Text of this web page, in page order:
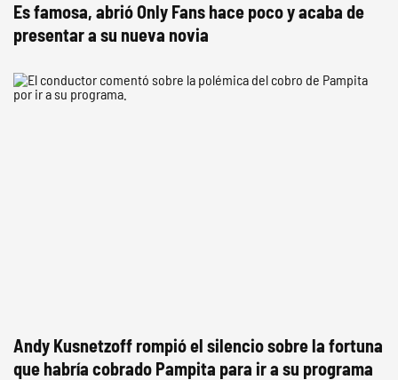
Es famosa, abrió Only Fans hace poco y acaba de
presentar a su nueva novia
Andy Kusnetzoff rompió el silencio sobre la fortuna
que habría cobrado Pampita para ir a su programa